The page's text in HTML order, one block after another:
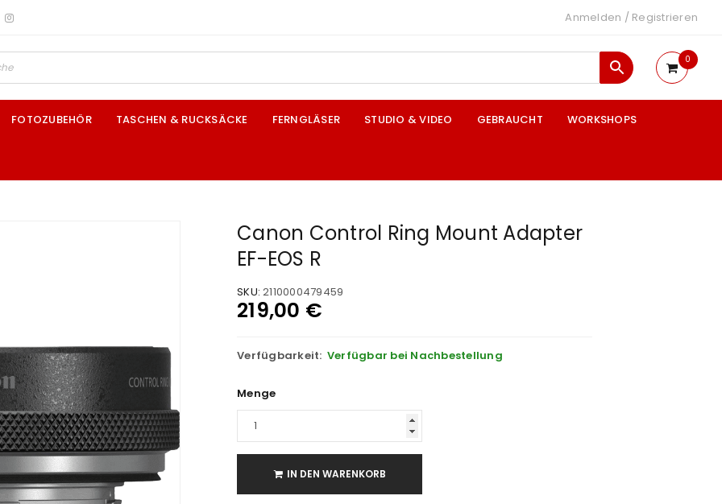
Anmelden / Registrieren
0
FOTOZUBEHÖR TASCHEN & RUCKSÄCKE FERNGLÄSER STUDIO & VIDEO GEBRAUCHT WORKSHOPS
Canon Control Ring Mount Adapter
EF-EOS R
SKU: 2110000479459
219,00 €
Verfügbarkeit: Verfügbar bei Nachbestellung
Menge
IN DEN WARENKORB